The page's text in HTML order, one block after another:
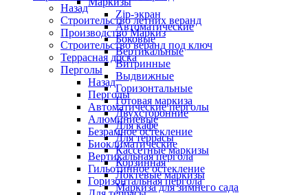
Zip-экран
Автоматические
Боковые
Вертикальные
Витринные
Выдвижные
Горизонтальные
Готовая маркиза
Двухсторонние
Для кафе
Для террасы
Кассетные маркизы
Корзинная
Локтевые маркизы
Маркиза для зимнего сада
Назад
Строительство летних веранд
Производство Маркиз
Строительство веранд под ключ
Террасная доска
Перголы
Назад
Перголы
Автоматические перголы
Алюминиевые
Безрамное остекление
Биоклиматические
Вертикальная пергола
Гильотинное остекление
Горизонтальная пергола